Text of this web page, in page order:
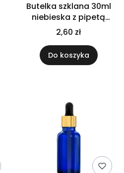
Butelka szklana 30ml
niebieska z pipetą
gwarancyjną
2,60 zł
Do koszyka